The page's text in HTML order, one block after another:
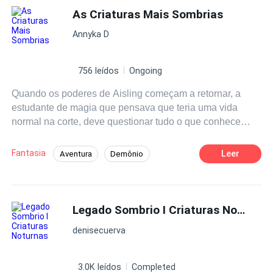
Primer Amor As Criaturas Mais Sombrias
Annyka D
756 leídos Ongoing
Quando os poderes de Aisling começam a retornar, a
estudante de magia que pensava que teria uma vida
normal na corte, deve questionar tudo o que conhece
embarcar em uma aventura perigosa para sobreviver, ela
acaba em um lugar sombrio cercado de lendas onde
vida, sua liberdade e inesperadamente por amor.
Fantasia Aventura Demônio Leer
Legado Sombrio I Criaturas Noturnas
denisecuerva
3.0K leídos Completed